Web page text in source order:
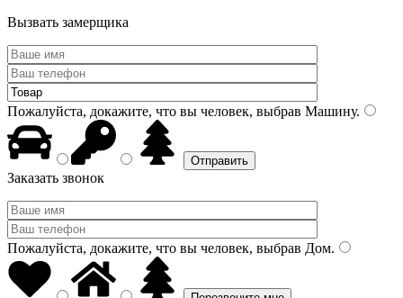
Вызвать замерщика
Пожалуйста, докажите, что вы человек, выбрав Машину.
Заказать звонок
Пожалуйста, докажите, что вы человек, выбрав Дом.